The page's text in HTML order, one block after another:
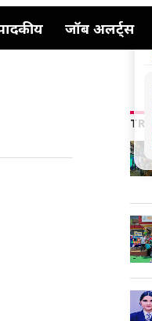
जॉब अलर्ट्स